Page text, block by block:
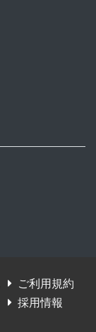
ご利用規約
採用情報